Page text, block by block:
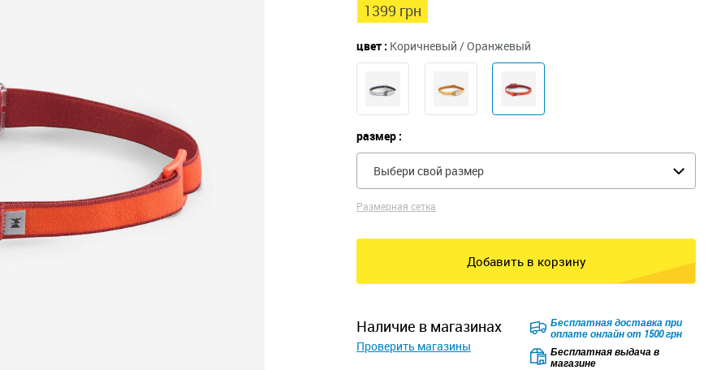
1399 грн
цвет : Коричневый / Оранжевый
размер :
Выбери свой размер
Размерная сетка
Добавить в корзину
наличие в магазинах
Проверить магазины
Бесплатная доставка при
оплате онлайн от 1500 грн
Бесплатная выдача в
магазине